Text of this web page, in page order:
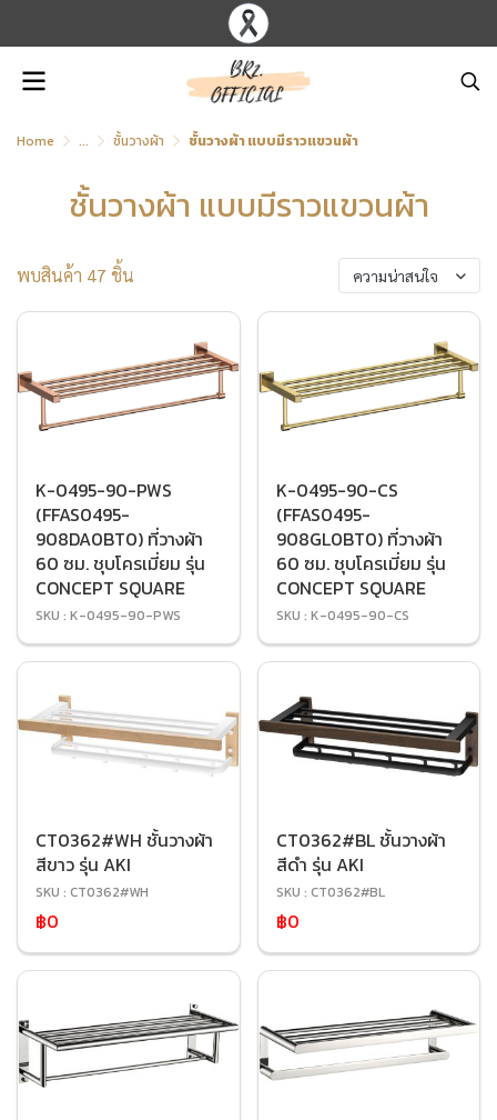
Home ... ชั้นวางผ้า ชั้นวางผ้า แบบมีราวแขวนผ้า
ชั้นวางผ้า แบบมีราวแขวนผ้า
พบสินค้า 47 ชิ้น ความน่าสนใจ
K-0495-90-PWS
(FFAS0495-
908DA0BT0) ที่วางผ้า
60 ซม. ชุบโครเมี่ยม รุ่น
CONCEPT SQUARE
SKU : K-0495-90-PWS
K-0495-90-CS
(FFAS0495-
908GL0BT0) ที่วางผ้า
60 ซม. ชุบโครเมี่ยม รุ่น
CONCEPT SQUARE
SKU : K-0495-90-CS
CT0362#WH ชั้นวางผ้า
สีขาว รุ่น AKI
SKU : CT0362#WH
฿0
CT0362#BL ชั้นวางผ้า
สีดำ รุ่น AKI
SKU : CT0362#BL
฿0